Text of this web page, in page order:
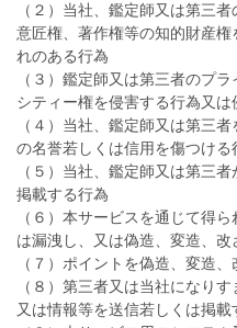
（２）当社、鑑定師又は第三
意匠権、著作権等の知的財産
れのある行為
（３）鑑定師又は第三者のプ
シティー権を侵害する行為又
（４）当社、鑑定師又は第三
の名誉若しくは信用を傷つける
（５）当社、鑑定師又は第三
掲載する行為
（６）本サービスを通じて得
は漏洩し、又は偽造、変造、
（７）ポイントを偽造、変造
（８）第三者又は当社になり
又は情報等を送信若しくは掲載